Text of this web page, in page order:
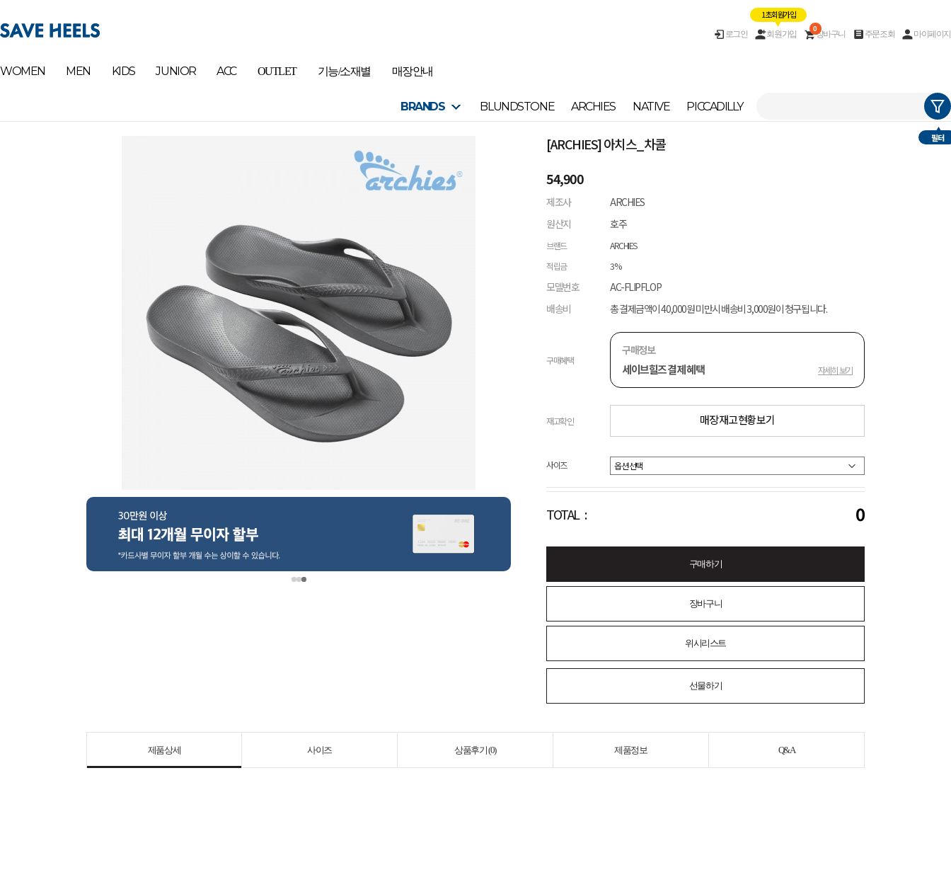
로그인 회원가입
1초 회원가입
장바구니
0
주문조회 마이페이지
WOMEN MEN KIDS JUNIOR ACC OUTLET 기능/소재별 매장안내
BRANDS BLUNDSTONE ARCHIES NATIVE PICCADILLY
필터
[ARCHIES] 아치스_차콜
54,900
제조사
ARCHIES
원산지
호주
브랜드
ARCHIES
적립금
3%
모델번호
AC-FLIPFLOP
배송비
총 결제금액이 40,000원 미만시 배송비 3,000원이 청구됩니다.
구매혜택
구매정보
세이브힐즈 결제 혜택 자세히 보기
재고확인 매장 재고 현황 보기
사이즈
TOTAL : 0
구매하기
장바구니
위시리스트
선물하기
제품상세 사이즈 상품후기 (0) 제품정보 Q&A